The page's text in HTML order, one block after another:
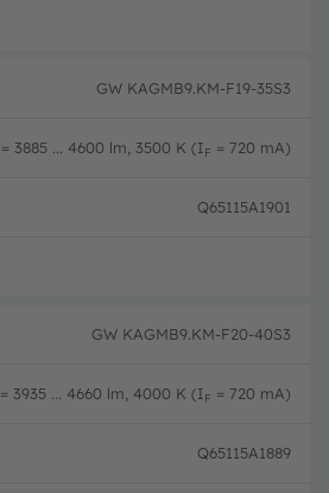
GW KAGMB9.KM-F19-35S3
= 3885 ... 4600 lm, 3500 K (IF = 720 mA)
Q65115A1901
GW KAGMB9.KM-F20-40S3
= 3935 ... 4660 lm, 4000 K (IF = 720 mA)
Q65115A1889